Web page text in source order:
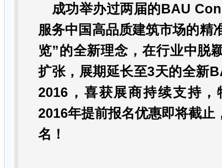
成功举办过两届的BAU
服务中国高品质建筑市场的精
览”的全新理念 ， 在行业中脱
扩张，展期延长至3天的全新
2016 ，喜获展商持续支持
2016年提前报名优惠即将截止
名！